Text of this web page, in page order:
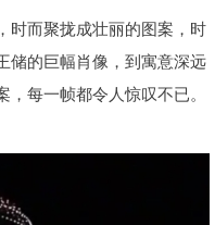
时而聚拢成壮丽的图案，时
储的巨幅肖像，到寓意深远
每一帧都令人惊叹不已。